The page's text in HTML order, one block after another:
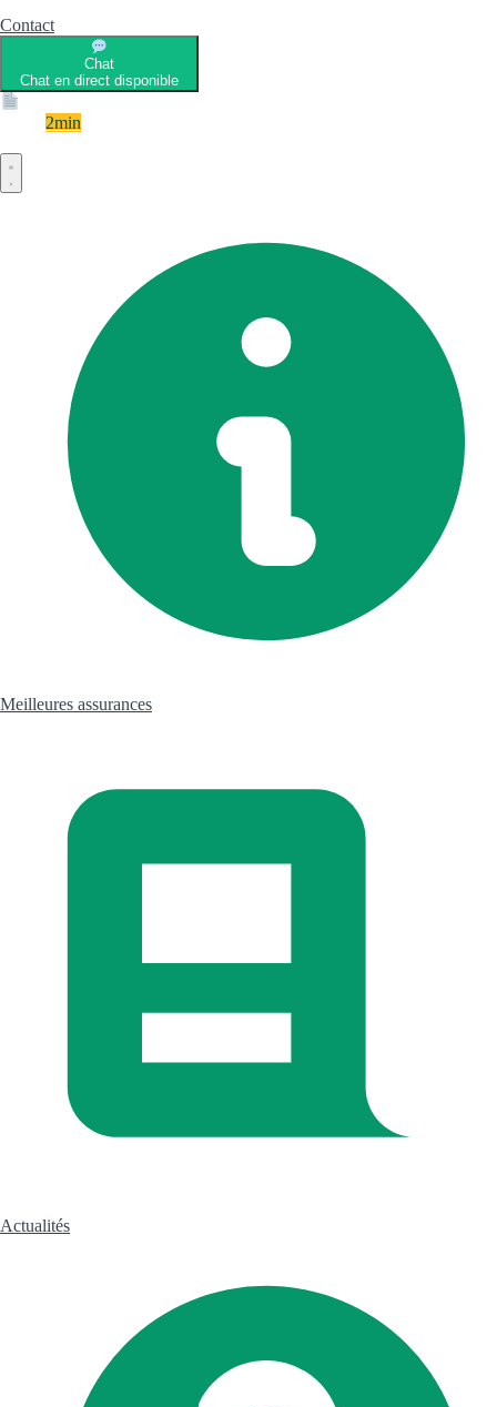
Contact
Chat
Chat en direct disponible
2min
Meilleures assurances
Actualités